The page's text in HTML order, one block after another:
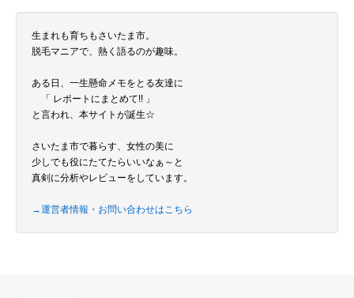
生まれも育ちもさいたま市。
脱毛マニアで、熱く語るのが趣味。
ある日、一生懸命メモをとる友達に
「 レポートにまとめて!! 」
と言われ、本サイトが誕生☆
さいたま市で暮らす、女性の美に
少しでも役にたてたらいいなぁ～と
真剣に分析やレビューをしています。
→運営者情報・お問い合わせはこちら